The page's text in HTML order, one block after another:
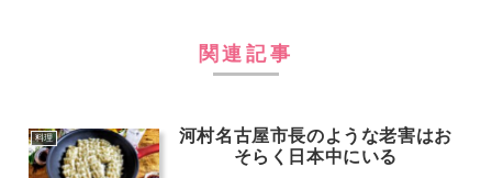
関連記事
料理
河村名古屋市長のような老害はお
そらく日本中にいる